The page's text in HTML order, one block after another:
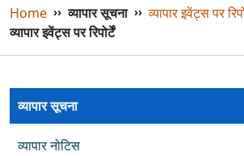
Breadcrumb
Home ››व्यापार सूचना››व्यापार इवेंट्स पर
व्यापार इवेंट्स पर रिपोर्टें
व्यापार सूचना
व्यापार नोटिस